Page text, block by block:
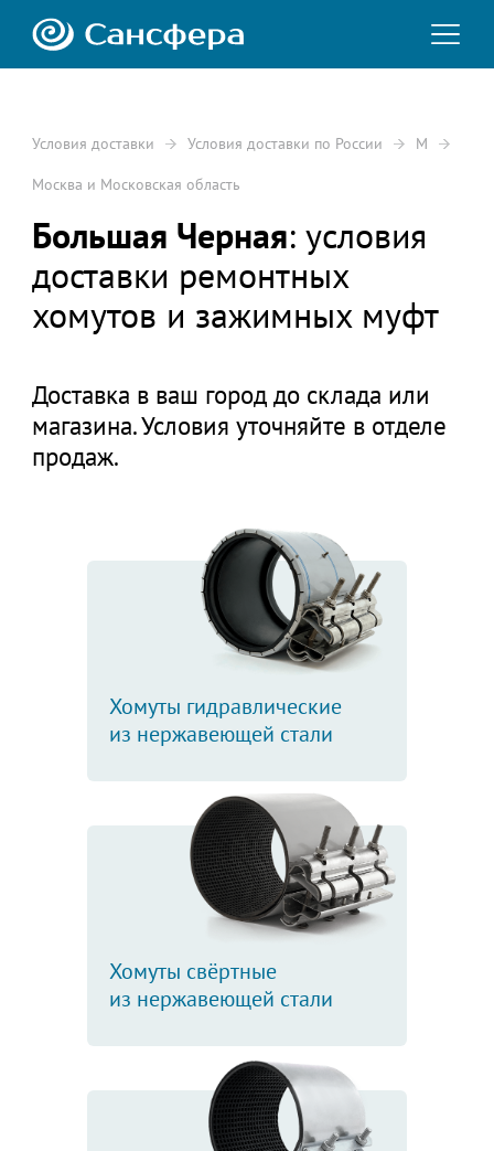
Условия доставки Условия доставки по России М
Москва и Московская область
Большая Черная: условия
доставки ремонтных
хомутов и зажимных муфт
Доставка в ваш город до склада или
магазина. Условия уточняйте в отделе
продаж.
Хомуты гидравлические
из нержавеющей стали
Хомуты свёртные
из нержавеющей стали